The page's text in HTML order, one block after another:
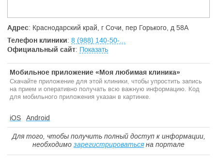
Адрес: Краснодарский край, г Сочи, пер Горького, д 58А
Телефон клиники: 8 (988) 140-50-...
Официальный сайт: Показать
Мобильное приложение «Моя любимая клиника»
Скачайте приложение для этой клиники, чтобы упростить запись
на прием и оперативно получать всю важную информацию. Код
для мобильного приложения указан в картинке.
iOS Android
Для того, чтобы получить полный доступ к информации,
необходимо зарегистрироватьсяна портале